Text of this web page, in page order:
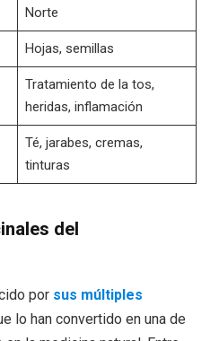
Norte
Hojas, semillas
Tratamiento de la tos,
heridas, inflamación
Té, jarabes, cremas,
tinturas
del
por sus múltiples
lo han convertido en una de